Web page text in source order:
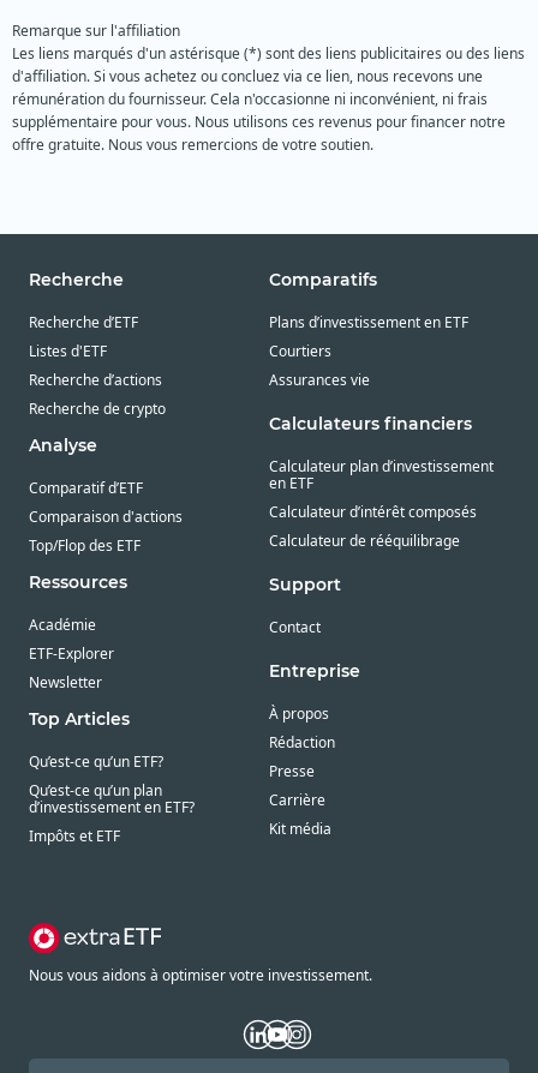
Remarque sur l'affiliation
Les liens marqués d'un astérisque (*) sont des liens publicitaires ou des liens
d'affiliation. Si vous achetez ou concluez via ce lien, nous recevons une
rémunération du fournisseur. Cela n'occasionne ni inconvénient, ni frais
supplémentaire pour vous. Nous utilisons ces revenus pour financer notre
offre gratuite. Nous vous remercions de votre soutien.
Recherche
Recherche d’ETF
Listes d'ETF
Recherche d’actions
Recherche de crypto
Analyse
Comparatif d’ETF
Comparaison d'actions
Top/Flop des ETF
Ressources
Académie
ETF-Explorer
Newsletter
Top Articles
Qu’est-ce qu’un ETF?
Qu’est-ce qu’un plan
d’investissement en ETF?
Impôts et ETF
Comparatifs
Plans d’investissement en ETF
Courtiers
Assurances vie
Calculateurs financiers
Calculateur plan d’investissement
en ETF
Calculateur d’intérêt composés
Calculateur de rééquilibrage
Support
Contact
Entreprise
À propos
Rédaction
Presse
Carrière
Kit média
Nous vous aidons à optimiser votre investissement.